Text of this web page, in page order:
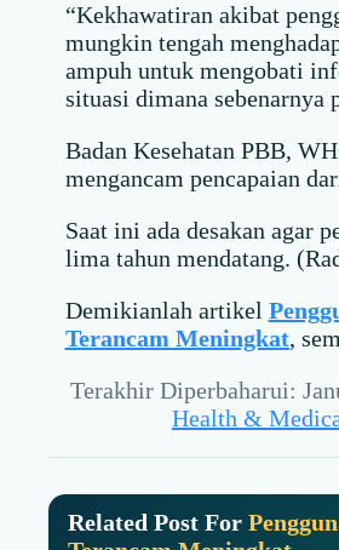
“Kekhawatiran akibat
mungkin tengah
ampuh untuk mengobati
situasi dimana sebenarnya
Badan Kesehatan PBB,
mengancam pencapaian
Saat ini ada desakan agar
lima tahun mendatang.
Demikianlah artikel
Terancam Meningkat,
Terakhir Diperbaharui:
Health &
Related Post For